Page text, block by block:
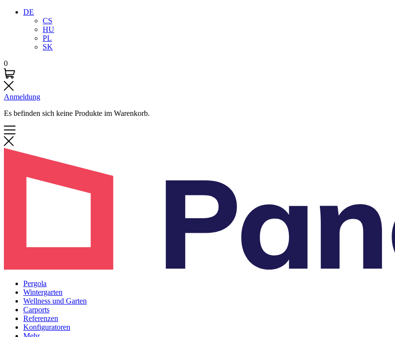
DE
CS
HU
PL
SK
0
Anmeldung
Es befinden sich keine Produkte im Warenkorb.
Pergola
Wintergarten
Wellness und Garten
Carports
Referenzen
Konfiguratoren